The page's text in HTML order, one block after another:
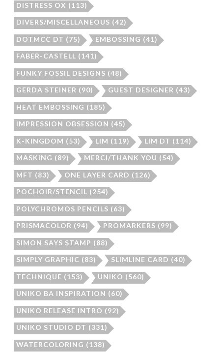
DISTRESS OX (113)
DIVERS/MISCELLANEOUS (42)
DOTMCC DT (75) EMBOSSING (41)
FABER-CASTELL (141)
FUNKY FOSSIL DESIGNS (48)
GERDA STEINER (90) GUEST DESIGNER (43)
HEAT EMBOSSING (185)
IMPRESSION OBSESSION (45)
K-KINGDOM (53) LIM (119) LIM DT (114)
MASKING (89) MERCI/THANK YOU (54)
MFT (83) ONE LAYER CARD (126)
POCHOIR/STENCIL (254)
POLYCHROMOS PENCILS (63)
PRISMACOLOR (94) PROMARKERS (99)
SIMON SAYS STAMP (88)
SIMPLY GRAPHIC (83) SLIMLINE CARD (40)
TECHNIQUE (153) UNIKO (560)
UNIKO BA INSPIRATION (60)
UNIKO RELEASE INTRO (92)
UNIKO STUDIO DT (331)
WATERCOLORING (138)